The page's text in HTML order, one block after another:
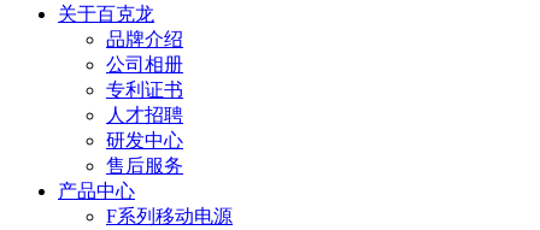
关于百克龙
品牌介绍
公司相册
专利证书
人才招聘
研发中心
售后服务
产品中心
F系列移动电源